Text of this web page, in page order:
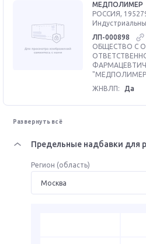
МЕДПОЛИМЕР
РОССИЯ,
ЛП-000898
ОБЩЕСТВО С
ЖНВЛП:
Да
Развернуть всё
Предельные надбавки для
Регион (область)